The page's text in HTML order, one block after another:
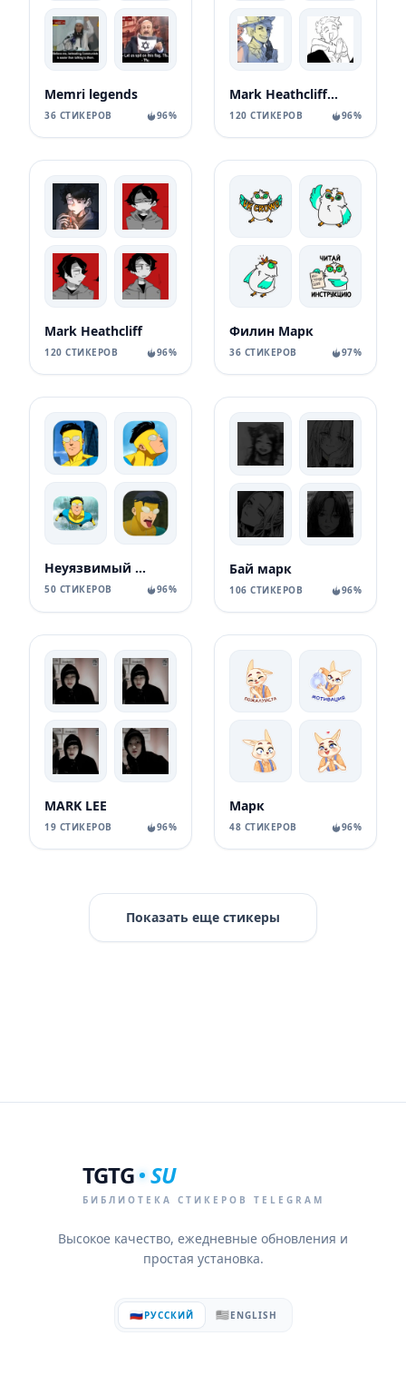
Memri legends
36 СТИКЕРОВ 96%
Mark Heathcliff <3
120 СТИКЕРОВ 96%
Mark Heathcliff
120 СТИКЕРОВ 96%
Филин Марк
36 СТИКЕРОВ 97%
Неуязвимый Марк
50 СТИКЕРОВ 96%
Бай марк
106 СТИКЕРОВ 96%
MARK LEE
19 СТИКЕРОВ 96%
Марк
48 СТИКЕРОВ 96%
Показать еще стикеры
TGTG SU
БИБЛИОТЕКА СТИКЕРОВ TELEGRAM
Высокое качество, ежедневные обновления и
простая установка.
🇷🇺РУССКИЙ 🇺🇸ENGLISH